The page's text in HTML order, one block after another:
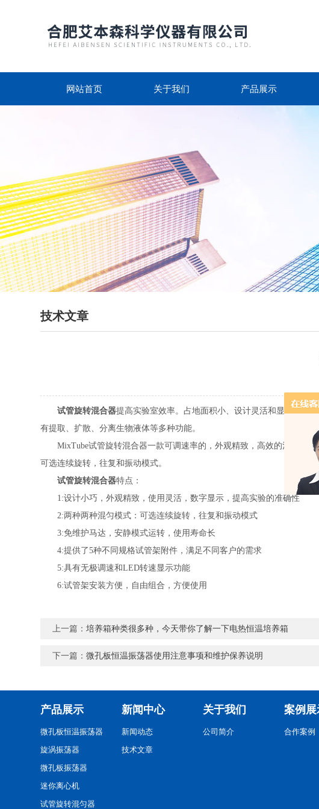
网站首页 关于我们 产品展示
技术文章
试管旋转混合器提高实验室效率。占地面积小、设计灵活和显示简单
有提取、扩散、分离生物液体等多种功能。
MixTube试管旋转混合器一款可调速率的，外观精致，高效的混匀器，
可选连续旋转，往复和振动模式。
试管旋转混合器特点：
1:设计小巧，外观精致，使用灵活，数字显示，提高实验的准确性
2:两种两种混匀模式：可选连续旋转，往复和振动模式
3:免维护马达，安静模式运转，使用寿命长
4:提供了5种不同规格试管架附件，满足不同客户的需求
5:具有无极调速和LED转速显示功能
6:试管架安装方便，自由组合，方便使用
上一篇：培养箱种类很多种，今天带你了解一下电热恒温培养箱
下一篇：微孔板恒温振荡器使用注意事项和维护保养说明
产品展示
微孔板恒温振荡器
旋涡振荡器
微孔板振荡器
迷你离心机
试管旋转混匀器
新闻中心
新闻动态
技术文章
关于我们
公司简介
案例展
合作案例